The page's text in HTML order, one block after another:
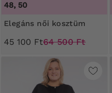
48, 50
Elegáns női kosztüm
45 100 Ft64 500 Ft